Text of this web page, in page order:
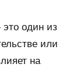
один из
или
на